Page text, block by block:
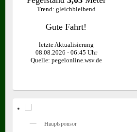
Hauptsponsor